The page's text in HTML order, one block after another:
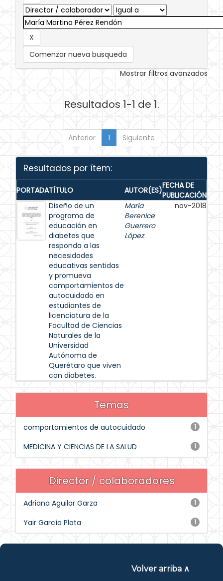
Comenzar nueva busqueda
Mostrar filtros avanzados
Resultados 1-1 de 1.
Anterior 1 Siguiente
Resultados por ítem:
PORTADATÍTULO AUTOR(ES)FECHA DE
PUBLICACIÓN
Diseño de un
programa de
educación en
diabetes que
responda a las
necesidades
educativas sentidas
y promueva
comportamientos de
autocuidado en
estudiantes de
licenciatura de la
Facultad de Ciencias
Naturales de la
Universidad
Autónoma de
Querétaro que viven
con diabetes.
María
Berenice
Guerrero
López
nov-2018
Temas
1
comportamientos de autocuidado
1
MEDICINA Y CIENCIAS DE LA SALUD
Director / colaboradores
1
Adriana Aguilar Garza
1
Yair García Plata
Volver arriba ∧